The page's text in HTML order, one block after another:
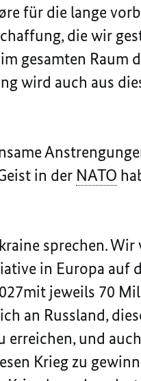
für die lange
die wir
gesamten Raum
wird auch aus
in der NATO
sprechen.
in Europa auf
jeweils 70
an Russland,
erreichen, und
Krieg zu